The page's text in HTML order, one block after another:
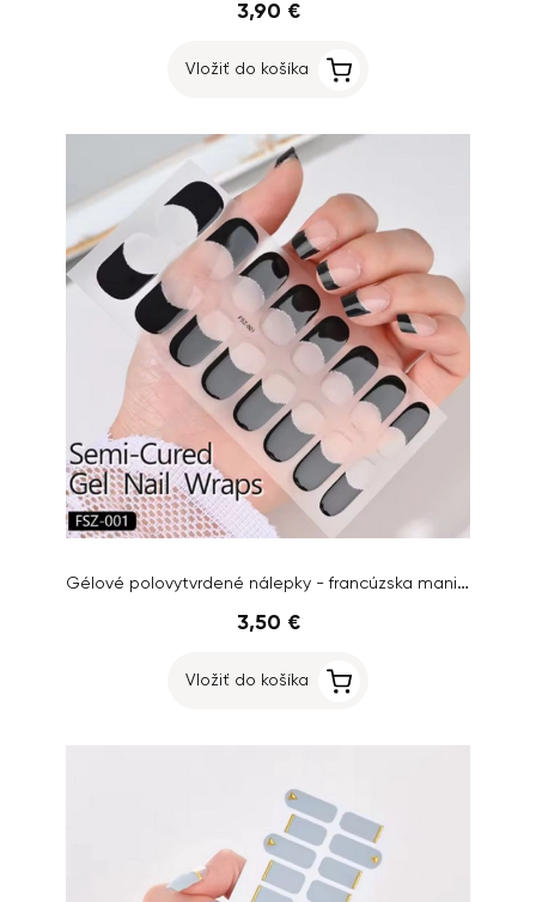
3,90 €
Vložiť do košíka
Gélové polovytvrdené nálepky - francúzska manikúra čierna
3,50 €
Vložiť do košíka